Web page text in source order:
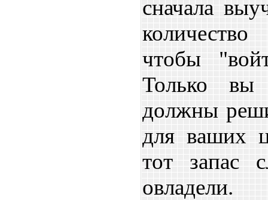
сначала
чтобы
Только
должны
для ваших
тот запас
овладели.